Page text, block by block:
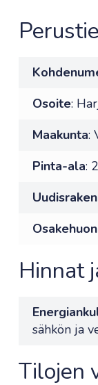
Osoite:
Maakunta:
Pinta-ala:
Hinnat
sähkön ja
Tilojen